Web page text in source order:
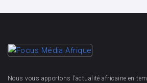
Nous vous apportons l’actualité africaine en